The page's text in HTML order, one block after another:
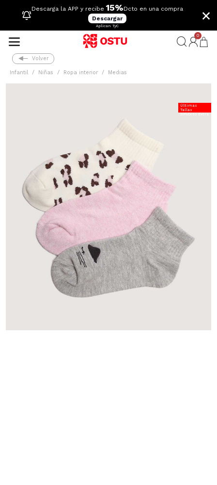
Descarga la APP y recibe 15%Dcto en una compra
Descargar
Aplican TyC
×
0
Volver
Infantil Niñas Ropa interior Medias
Últimas
Tallas
20%Dcto Extra